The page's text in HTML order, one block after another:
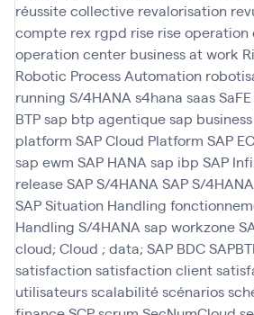
réussite collective revalorisation
compte rex rgpd rise rise operation
operation center business at work
Robotic Process Automation
running S/4HANA s4hana saasSaFE
BTPsap btp agentiquesap
platform SAP Cloud Platform SAP
sap ewm SAP HANA sap ibp SAP
releaseSAP S/4HANA SAP S/
SAP Situation Handling
Handling S/4HANA sap workzone
cloud; Cloud ; data; SAP BDC
satisfaction satisfaction client
utilisateursscalabilitéscénarios